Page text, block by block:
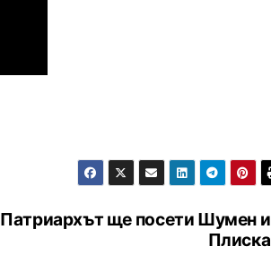
Патриархът ще посети Шумен и
Плиска